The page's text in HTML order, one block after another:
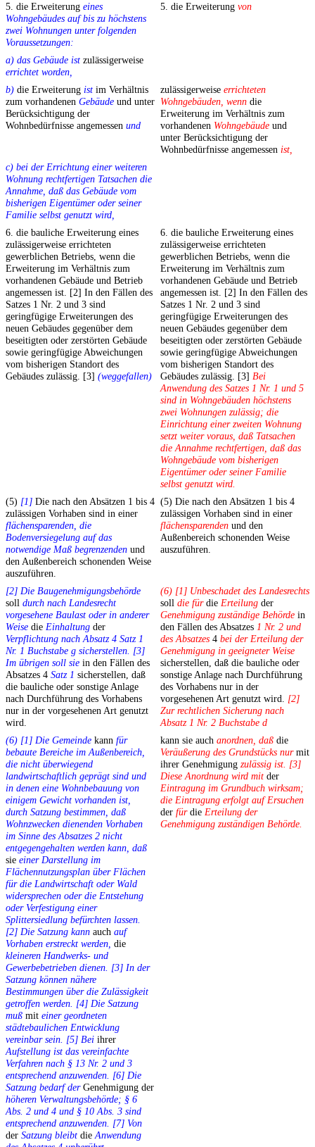
5. die Erweiterung eines
Wohngebäudes auf bis zu höchstens
zwei Wohnungen unter folgenden
Voraussetzungen:
5. die Erweiterung von
a) das Gebäude ist zulässigerweise
errichtet worden,
b) die Erweiterung ist im Verhältnis
zum vorhandenen Gebäude und unter
Berücksichtigung der
Wohnbedürfnisse angemessen und
zulässigerweise errichteten
Wohngebäuden, wenn die
Erweiterung im Verhältnis zum
vorhandenen Wohngebäude und
unter Berücksichtigung der
Wohnbedürfnisse angemessen ist,
c) bei der Errichtung einer weiteren
Wohnung rechtfertigen Tatsachen die
Annahme, daß das Gebäude vom
bisherigen Eigentümer oder seiner
Familie selbst genutzt wird,
6. die bauliche Erweiterung eines
zulässigerweise errichteten
gewerblichen Betriebs, wenn die
Erweiterung im Verhältnis zum
vorhandenen Gebäude und Betrieb
angemessen ist. [2] In den Fällen des
Satzes 1 Nr. 2 und 3 sind
geringfügige Erweiterungen des
neuen Gebäudes gegenüber dem
beseitigten oder zerstörten Gebäude
sowie geringfügige Abweichungen
vom bisherigen Standort des
Gebäudes zulässig. [3] (weggefallen)
6. die bauliche Erweiterung eines
zulässigerweise errichteten
gewerblichen Betriebs, wenn die
Erweiterung im Verhältnis zum
vorhandenen Gebäude und Betrieb
angemessen ist. [2] In den Fällen des
Satzes 1 Nr. 2 und 3 sind
geringfügige Erweiterungen des
neuen Gebäudes gegenüber dem
beseitigten oder zerstörten Gebäude
sowie geringfügige Abweichungen
vom bisherigen Standort des
Gebäudes zulässig. [3] Bei
Anwendung des Satzes 1 Nr. 1 und 5
sind in Wohngebäuden höchstens
zwei Wohnungen zulässig; die
Einrichtung einer zweiten Wohnung
setzt weiter voraus, daß Tatsachen
die Annahme rechtfertigen, daß das
Wohngebäude vom bisherigen
Eigentümer oder seiner Familie
selbst genutzt wird.
(5) [1] Die nach den Absätzen 1 bis 4
zulässigen Vorhaben sind in einer
flächensparenden, die
Bodenversiegelung auf das
notwendige Maß begrenzenden und
den Außenbereich schonenden Weise
auszuführen.
(5) Die nach den Absätzen 1 bis 4
zulässigen Vorhaben sind in einer
flächensparenden und den
Außenbereich schonenden Weise
auszuführen.
[2] Die Baugenehmigungsbehörde
soll durch nach Landesrecht
vorgesehene Baulast oder in anderer
Weise die Einhaltung der
Verpflichtung nach Absatz 4 Satz 1
Nr. 1 Buchstabe g sicherstellen. [3]
Im übrigen soll sie in den Fällen des
Absatzes 4 Satz 1 sicherstellen, daß
die bauliche oder sonstige Anlage
nach Durchführung des Vorhabens
nur in der vorgesehenen Art genutzt
wird.
(6) [1] Unbeschadet des Landesrechts
soll die fürdie Erteilung der
Genehmigung zuständige Behörde in
den Fällen des Absatzes 1 Nr. 2 und
des Absatzes 4 bei der Erteilung der
Genehmigung in geeigneter Weise
sicherstellen, daß die bauliche oder
sonstige Anlage nach Durchführung
des Vorhabens nur in der
vorgesehenen Art genutzt wird. [2]
Zur rechtlichen Sicherung nach
Absatz 1 Nr. 2 Buchstabe d
(6) [1] Die Gemeinde kann für
bebaute Bereiche im Außenbereich,
die nicht überwiegend
landwirtschaftlich geprägt sind und
in denen eine Wohnbebauung von
einigem Gewicht vorhanden ist,
durch Satzung bestimmen, daß
Wohnzwecken dienenden Vorhaben
im Sinne des Absatzes 2 nicht
entgegengehalten werden kann, daß
sie einer Darstellung im
Flächennutzungsplan über Flächen
für die Landwirtschaft oder Wald
widersprechen oder die Entstehung
oder Verfestigung einer
Splittersiedlung befürchten lassen.
[2] Die Satzung kann auch auf
Vorhaben erstreckt werden, die
kleineren Handwerks- und
Gewerbebetrieben dienen. [3] In der
Satzung können nähere
Bestimmungen über die Zulässigkeit
getroffen werden. [4] Die Satzung
muß mit einer geordneten
städtebaulichen Entwicklung
vereinbar sein. [5] Bei ihrer
Aufstellung ist das vereinfachte
Verfahren nach § 13 Nr. 2 und 3
entsprechend anzuwenden. [6] Die
Satzung bedarf derGenehmigung der
höheren Verwaltungsbehörde; § 6
Abs. 2 und 4 und § 10 Abs. 3 sind
entsprechend anzuwenden. [7] Von
der Satzung bleibt dieAnwendung
kann sie auch anordnen, daß die
Veräußerung des Grundstücks nurmit
ihrer Genehmigung zulässig ist. [3]
Diese Anordnung wird mit der
Eintragung im Grundbuch wirksam;
die Eintragung erfolgt auf Ersuchen
der fürdie Erteilung der
Genehmigung zuständigen Behörde.